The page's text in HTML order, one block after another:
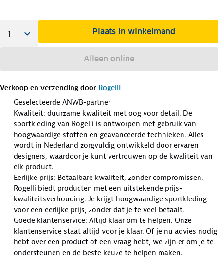
Plaats in winkelmand
Alleen online
Verkoop en verzending door Rogelli
Geselecteerde ANWB-partner
Kwaliteit: duurzame kwaliteit met oog voor detail. De
sportkleding van Rogelli is ontworpen met gebruik van
hoogwaardige stoffen en geavanceerde technieken. Alles
wordt in Nederland zorgvuldig ontwikkeld door ervaren
designers, waardoor je kunt vertrouwen op de kwaliteit van
elk product.
Eerlijke prijs: Betaalbare kwaliteit, zonder compromissen.
Rogelli biedt producten met een uitstekende prijs-
kwaliteitsverhouding. Je krijgt hoogwaardige sportkleding
voor een eerlijke prijs, zonder dat je te veel betaalt.
Goede klantenservice: Altijd klaar om te helpen. Onze
klantenservice staat altijd voor je klaar. Of je nu advies nodig
hebt over een product of een vraag hebt, we zijn er om je te
ondersteunen en de beste keuze te helpen maken.